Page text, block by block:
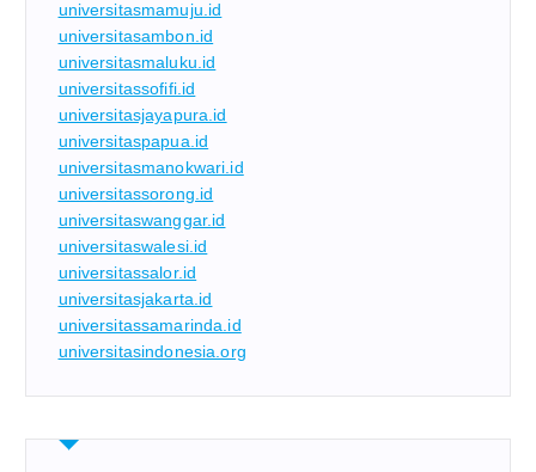
universitasmamuju.id
universitasambon.id
universitasmaluku.id
universitassofifi.id
universitasjayapura.id
universitaspapua.id
universitasmanokwari.id
universitassorong.id
universitaswanggar.id
universitaswalesi.id
universitassalor.id
universitasjakarta.id
universitassamarinda.id
universitasindonesia.org